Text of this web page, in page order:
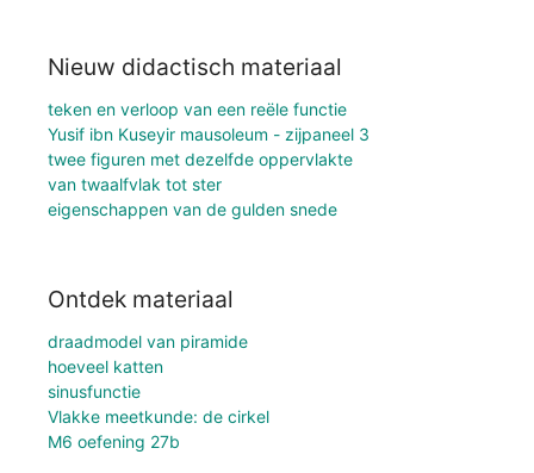
Nieuw didactisch materiaal
teken en verloop van een reële functie
Yusif ibn Kuseyir mausoleum - zijpaneel 3
twee figuren met dezelfde oppervlakte
van twaalfvlak tot ster
eigenschappen van de gulden snede
Ontdek materiaal
draadmodel van piramide
hoeveel katten
sinusfunctie
Vlakke meetkunde: de cirkel
M6 oefening 27b